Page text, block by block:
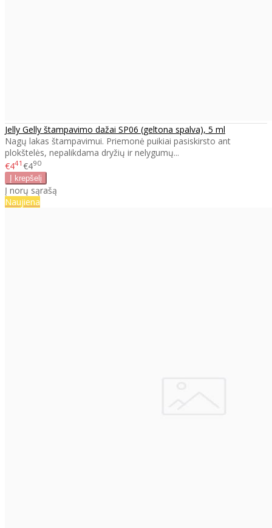
Jelly Gelly štampavimo dažai SP06 (geltona spalva), 5 ml
Nagų lakas štampavimui. Priemonė puikiai pasiskirsto ant
plokštelės, nepalikdama dryžių ir nelygumų...
€441 €490
Į norų sąrašą
Naujiena